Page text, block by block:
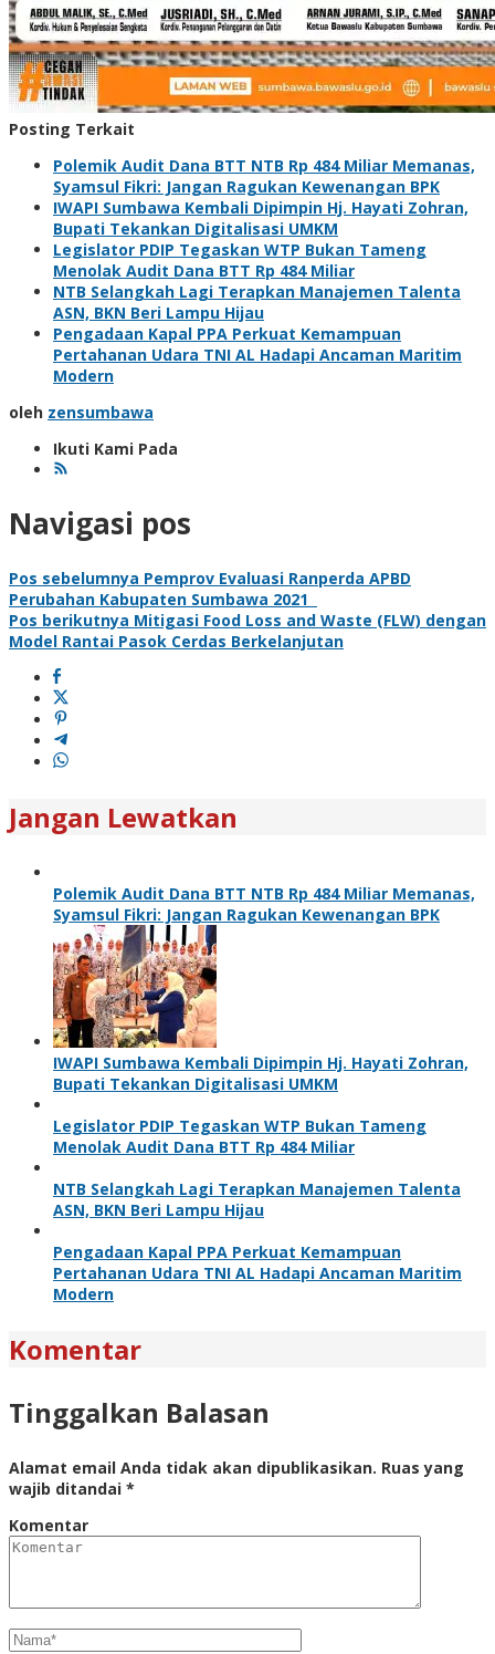
Posting Terkait
Polemik Audit Dana BTT NTB Rp 484 Miliar Memanas,
Syamsul Fikri: Jangan Ragukan Kewenangan BPK
IWAPI Sumbawa Kembali Dipimpin Hj. Hayati Zohran,
Bupati Tekankan Digitalisasi UMKM
Legislator PDIP Tegaskan WTP Bukan Tameng
Menolak Audit Dana BTT Rp 484 Miliar
NTB Selangkah Lagi Terapkan Manajemen Talenta
ASN, BKN Beri Lampu Hijau
Pengadaan Kapal PPA Perkuat Kemampuan
Pertahanan Udara TNI AL Hadapi Ancaman Maritim
Modern
oleh zensumbawa
Ikuti Kami Pada
Navigasi pos
Pos sebelumnya Pemprov Evaluasi Ranperda APBD
Perubahan Kabupaten Sumbawa 2021
Pos berikutnya Mitigasi Food Loss and Waste (FLW) dengan
Model Rantai Pasok Cerdas Berkelanjutan
Jangan Lewatkan
Polemik Audit Dana BTT NTB Rp 484 Miliar Memanas,
Syamsul Fikri: Jangan Ragukan Kewenangan BPK
IWAPI Sumbawa Kembali Dipimpin Hj. Hayati Zohran,
Bupati Tekankan Digitalisasi UMKM
Legislator PDIP Tegaskan WTP Bukan Tameng
Menolak Audit Dana BTT Rp 484 Miliar
NTB Selangkah Lagi Terapkan Manajemen Talenta
ASN, BKN Beri Lampu Hijau
Pengadaan Kapal PPA Perkuat Kemampuan
Pertahanan Udara TNI AL Hadapi Ancaman Maritim
Modern
Komentar
Tinggalkan Balasan
Alamat email Anda tidak akan dipublikasikan. Ruas yang
wajib ditandai *
Komentar